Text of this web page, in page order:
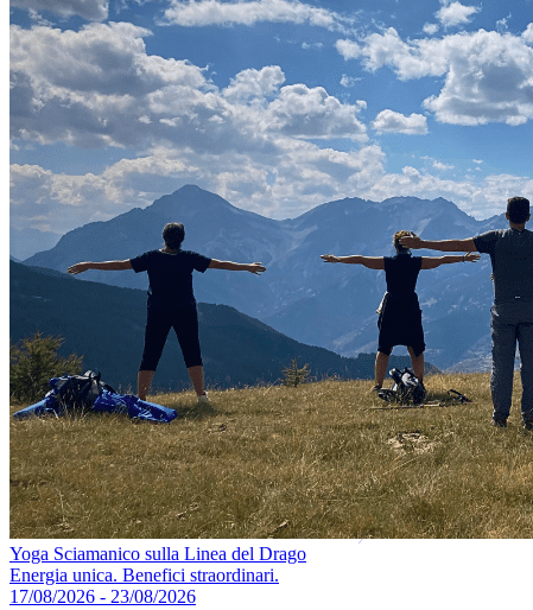
Yoga Sciamanico sulla Linea del Drago
Energia unica. Benefici straordinari.
17/08/2026 - 23/08/2026